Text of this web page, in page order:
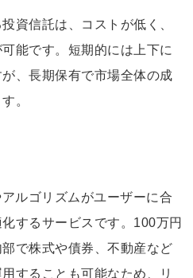
資信託は、コストが低く、
能です。短期的には上下に
、長期保有で市場全体の成
。
ルゴリズムがユーザーに合
するサービスです。100万円
で株式や債券、不動産など
することも可能なため、リ